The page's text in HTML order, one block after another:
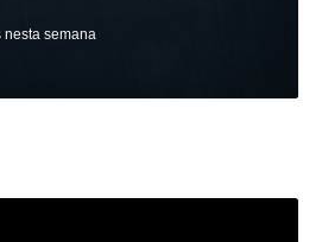
nesta semana